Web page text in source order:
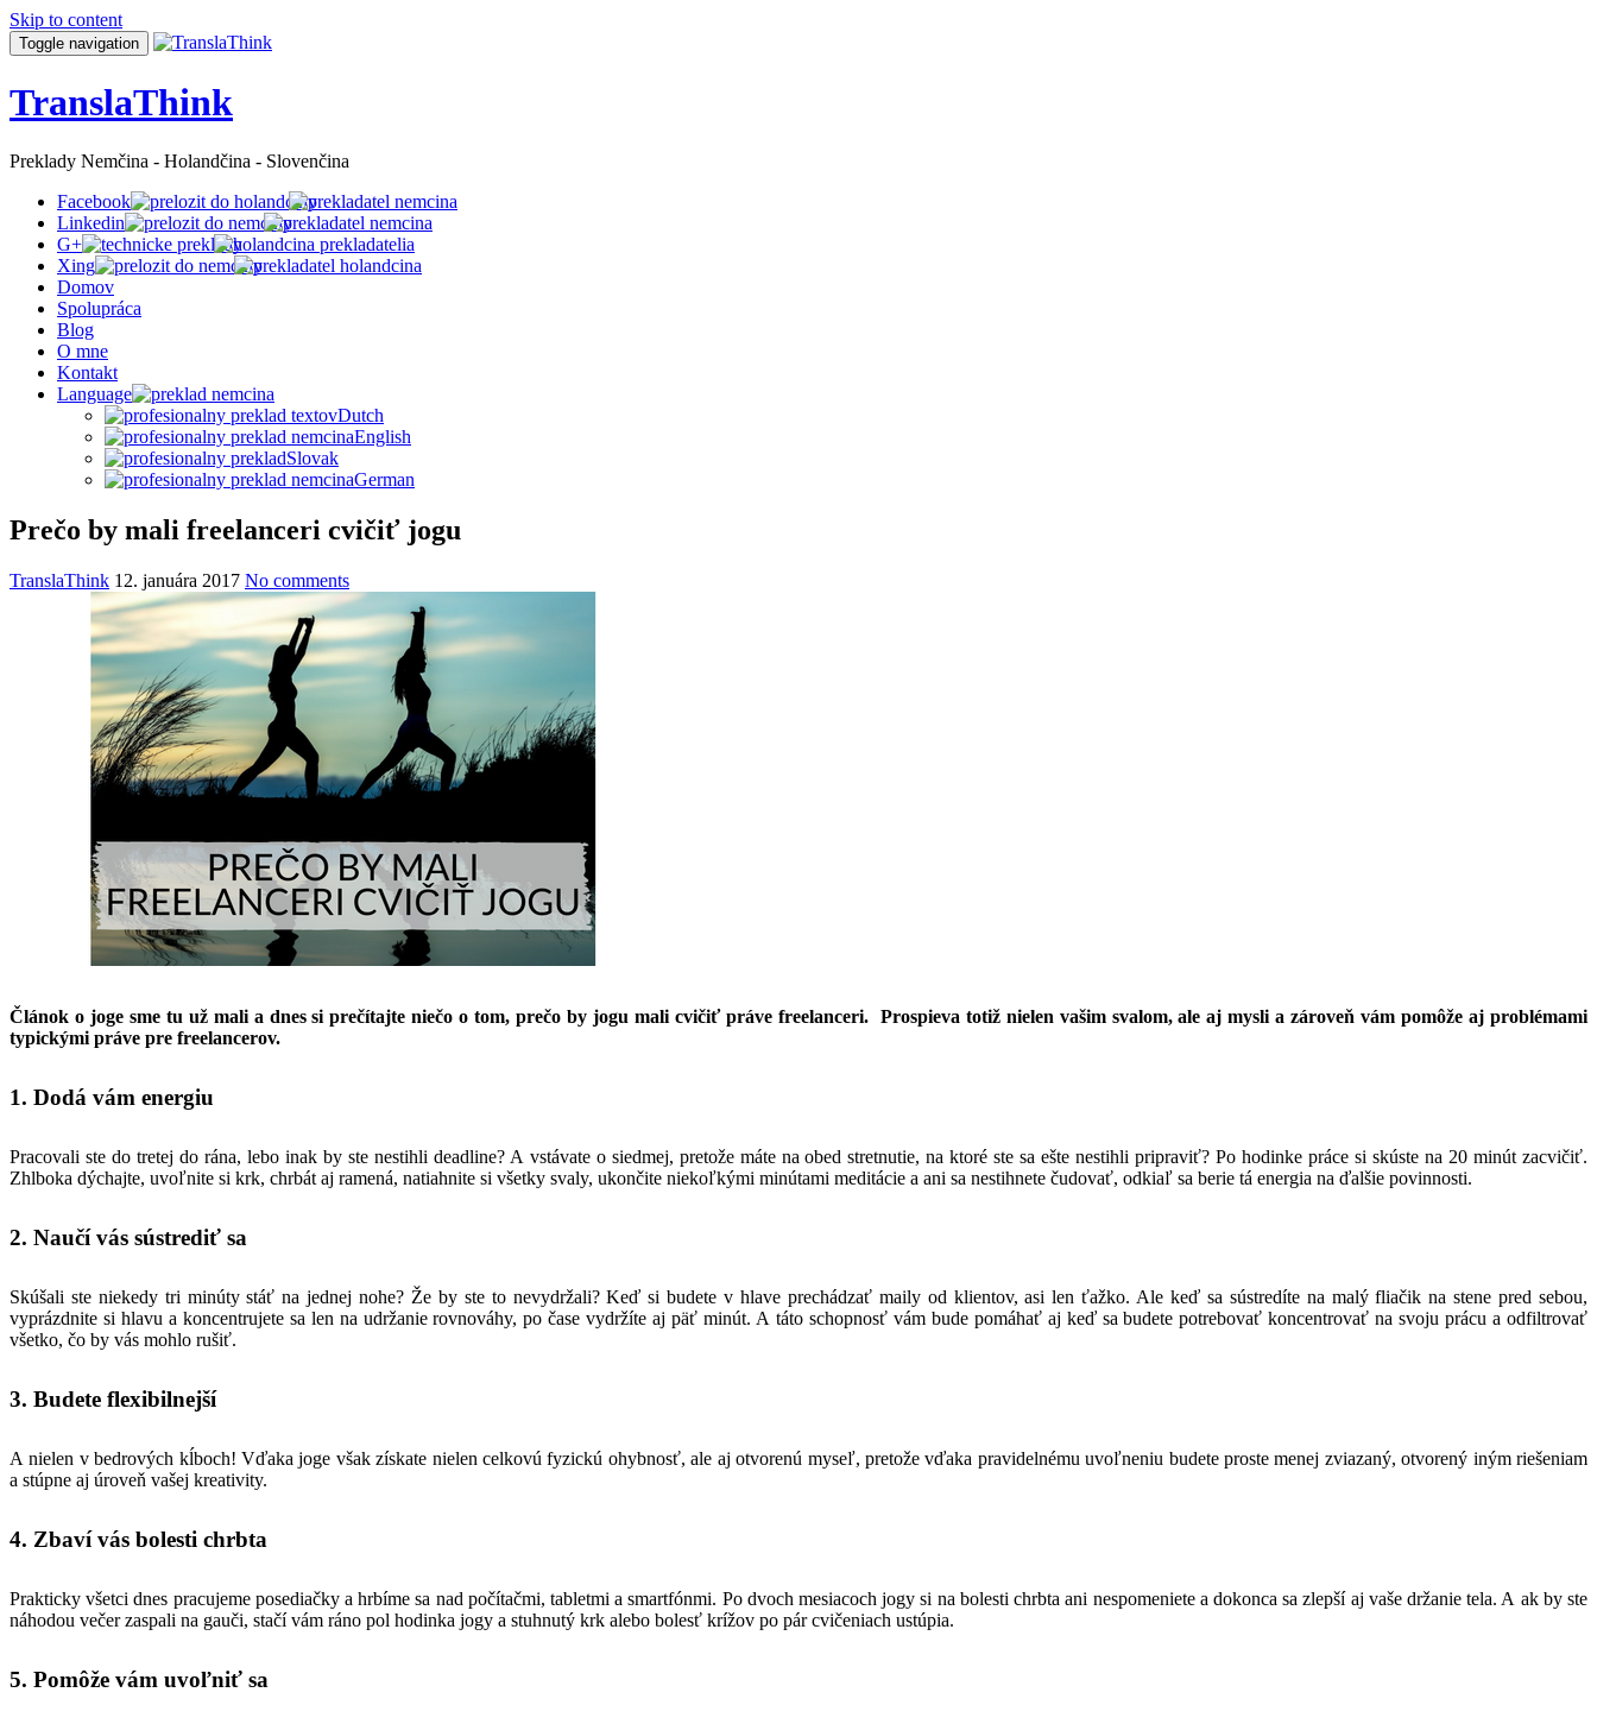
Skip to content
Toggle navigation
TranslaThink
Preklady Nemčina - Holandčina - Slovenčina
Facebook
Linkedin
G+
Xing
Domov
Spolupráca
Blog
O mne
Kontakt
Language
Dutch
English
Slovak
German
Prečo by mali freelanceri cvičiť jogu
TranslaThink 12. januára 2017 No comments
Článok o joge sme tu už mali a dnes si prečítajte niečo o tom, prečo by jogu mali cvičiť práve freelanceri. Prospieva totiž nielen vašim svalom, ale aj mysli a zároveň vám pomôže aj problémami
typickými práve pre freelancerov.
1. Dodá vám energiu
Pracovali ste do tretej do rána, lebo inak by ste nestihli deadline? A vstávate o siedmej, pretože máte na obed stretnutie, na ktoré ste sa ešte nestihli pripraviť? Po hodinke práce si skúste na 20 minút zacvičiť.
Zhlboka dýchajte, uvoľnite si krk, chrbát aj ramená, natiahnite si všetky svaly, ukončite niekoľkými minútami meditácie a ani sa nestihnete čudovať, odkiaľ sa berie tá energia na ďalšie povinnosti.
2. Naučí vás sústrediť sa
Skúšali ste niekedy tri minúty stáť na jednej nohe? Že by ste to nevydržali? Keď si budete v hlave prechádzať maily od klientov, asi len ťažko. Ale keď sa sústredíte na malý fliačik na stene pred sebou,
vyprázdnite si hlavu a koncentrujete sa len na udržanie rovnováhy, po čase vydržíte aj päť minút. A táto schopnosť vám bude pomáhať aj keď sa budete potrebovať koncentrovať na svoju prácu a odfiltrovať
všetko, čo by vás mohlo rušiť.
3. Budete flexibilnejší
A nielen v bedrových kĺboch! Vďaka joge však získate nielen celkovú fyzickú ohybnosť, ale aj otvorenú myseľ, pretože vďaka pravidelnému uvoľneniu budete proste menej zviazaný, otvorený iným riešeniam
a stúpne aj úroveň vašej kreativity.
4. Zbaví vás bolesti chrbta
Prakticky všetci dnes pracujeme posediačky a hrbíme sa nad počítačmi, tabletmi a smartfónmi. Po dvoch mesiacoch jogy si na bolesti chrbta ani nespomeniete a dokonca sa zlepší aj vaše držanie tela. A ak by ste
náhodou večer zaspali na gauči, stačí vám ráno pol hodinka jogy a stuhnutý krk alebo bolesť krížov po pár cvičeniach ustúpia.
5. Pomôže vám uvoľniť sa